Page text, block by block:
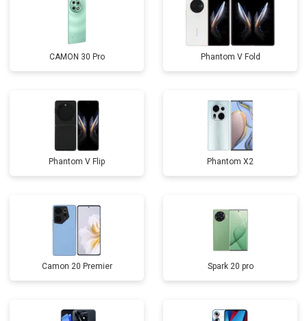
CAMON 30 Pro Phantom V Fold
Phantom V Flip Phantom X2
Camon 20 Premier Spark 20 pro